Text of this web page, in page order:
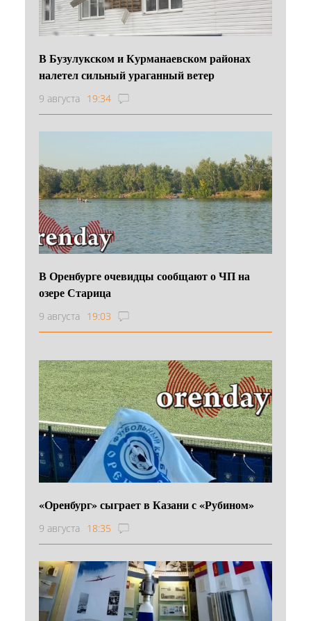
В Бузулукском и Курманаевском районах
налетел сильный ураганный ветер
9 августа 19:34
В Оренбурге очевидцы сообщают о ЧП на
озере Старица
9 августа 19:03
«Оренбург» сыграет в Казани с «Рубином»
9 августа 18:35